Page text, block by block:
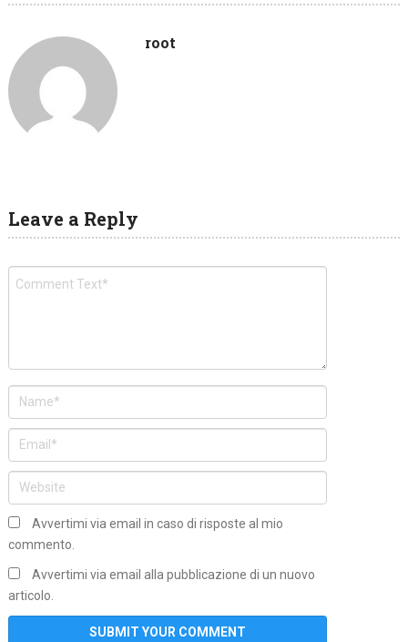
root
Leave a Reply
Avvertimi via email in caso di risposte al mio
commento.
Avvertimi via email alla pubblicazione di un nuovo
articolo.